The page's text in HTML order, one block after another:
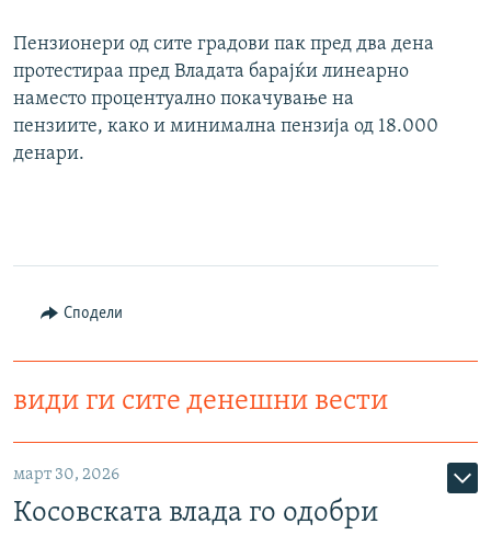
Пензионери од сите градови пак пред два дена
протестираа пред Владата барајќи линеарно
наместо процентуално покачување на
пензиите, како и минимална пензија од 18.000
денари.
Сподели
види ги сите денешни вести
март 30, 2026
Косовската влада го одобри